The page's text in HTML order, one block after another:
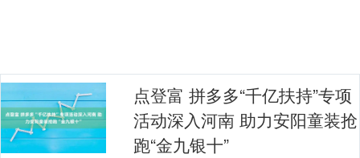
点登富 拼多多“千亿扶持”专项
活动深入河南 助力安阳童装抢
跑“金九银十”